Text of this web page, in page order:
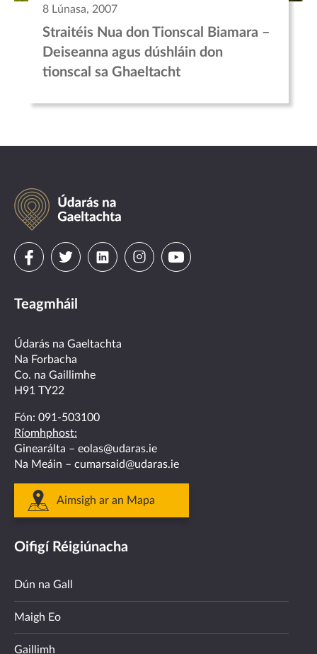
8 Lúnasa, 2007
Straitéis Nua don Tionscal Biamara –
Deiseanna agus dúshláin don
tionscal sa Ghaeltacht
Údarás
na
Gaeltachta
Visit
on
facebook
Visit
on
twitter
Visit
linkedin
VisitVisit
Teagmháil
Údarás na Gaeltachta
Na Forbacha
Co. na Gaillimhe
H91 TY22
Fón: 091-503100
Ríomhphost:
Ginearálta – eolas@udaras.ie
Na Meáin – cumarsaid@udaras.ie
Aimsigh ar an Mapa
Oifigí Réigiúnacha
Dún na Gall
Maigh Eo
Gaillimh